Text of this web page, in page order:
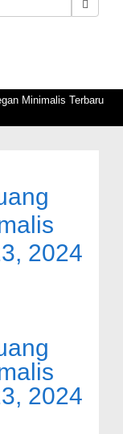
Minimalis Terbaru
2024
2024